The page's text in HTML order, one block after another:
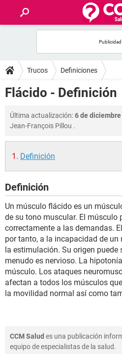
FOROS
SALUD
FAMILIA
NUTRICIÓN
SEXUALIDAD
GLOSARIO
Trucos Definiciones
Flácido - Definición
Última actualización:6 de
Jean-François Pillou .
Definición
Definición
Un músculo flácido es un
de su tono muscular. El músculo
correctamente a las demandas.
por tanto, a la incapacidad de un
la estimulación. Su origen puede
menudo es nervioso. La
músculo. Los ataques
afectan a todos los músculos
la movilidad normal así como
CCM Salud es una publicación
equipo de especialistas de la salud.